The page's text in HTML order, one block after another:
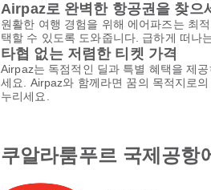
Airpaz로 완벽한 항공권을 찾으
원활한 여행 경험을 위해 에어파즈는 최
택할 수 있도록 도와줍니다. 급하게 떠나
타협 없는 저렴한 티켓 가격
Airpaz는 독점적인 딜과 특별 혜택을 제
세요. Airpaz와 함께라면 꿈의 목적지로
누리세요.
쿠알라룸푸르 국제공항